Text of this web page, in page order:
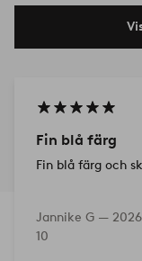
Fin blå färg
Fin blå färg och
Jannike G —
10